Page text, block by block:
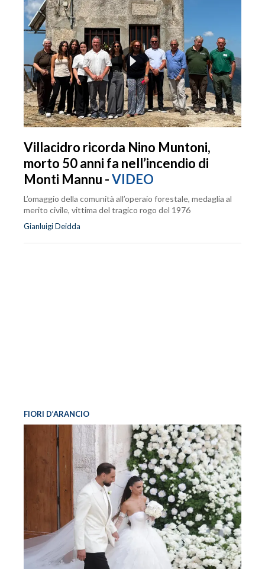
Villacidro ricorda Nino Muntoni,
morto 50 anni fa nell’incendio di
Monti Mannu -VIDEO
L’omaggio della comunità all’operaio forestale, medaglia al
merito civile, vittima del tragico rogo del 1976
Gianluigi Deidda
FIORI D’ARANCIO